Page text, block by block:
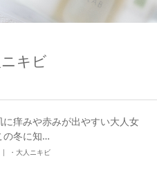
ニキビ
に痒みや赤みが出やすい大人女
の冬に知…
・大人ニキビ